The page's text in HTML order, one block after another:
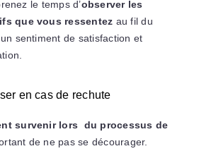
le temps d’observer les
que vous ressentez au fil du
sentiment de satisfaction et
en cas de rechute
survenir lors du processus de
de ne pas se décourager.